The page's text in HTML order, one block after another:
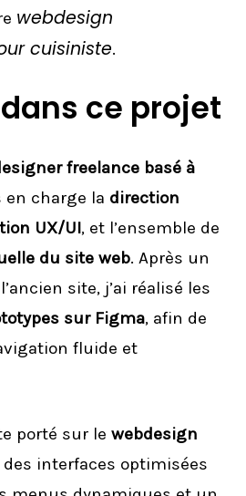
webdesign
cuisiniste.
ce projet
freelance basé à
en charge la direction
UX/UI, et l’ensemble de
du site web. Après un
site, j’ai réalisé les
sur Figma, afin de
fluide et
porté sur le webdesign
des interfaces optimisées